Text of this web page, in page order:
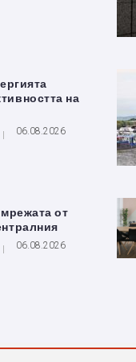
на
06.08.2026
от
06.08.2026